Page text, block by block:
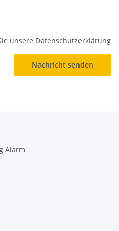
unsere Datenschutzerklärung
Nachricht senden